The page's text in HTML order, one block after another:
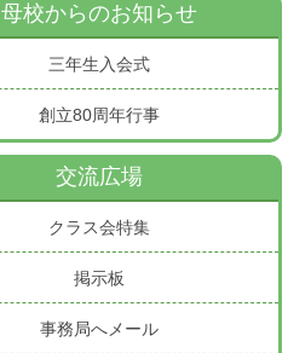
母校からのお知らせ
三年生入会式
創立80周年行事
交流広場
クラス会特集
掲示板
事務局へメール